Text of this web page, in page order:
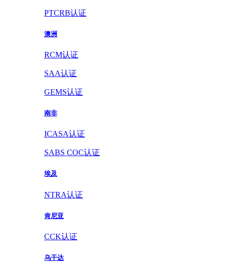
PTCRB认证
澳洲
RCM认证
SAA认证
GEMS认证
南非
ICASA认证
SABS COC认证
埃及
NTRA认证
肯尼亚
CCK认证
乌干达